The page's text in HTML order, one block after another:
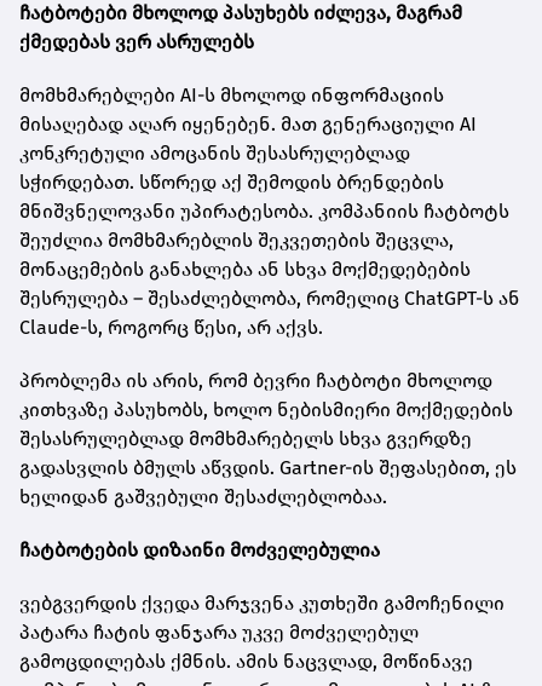
ჩატბოტები მხოლოდ პასუხებს იძლევა, მაგრამ
ქმედებას ვერ ასრულებს
მომხმარებლები AI-ს მხოლოდ ინფორმაციის
მისაღებად აღარ იყენებენ. მათ გენერაციული AI
კონკრეტული ამოცანის შესასრულებლად
სჭირდებათ. სწორედ აქ შემოდის ბრენდების
მნიშვნელოვანი უპირატესობა. კომპანიის ჩატბოტს
შეუძლია მომხმარებლის შეკვეთების შეცვლა,
მონაცემების განახლება ან სხვა მოქმედებების
შესრულება – შესაძლებლობა, რომელიც ChatGPT-ს ან
Claude-ს, როგორც წესი, არ აქვს.
პრობლემა ის არის, რომ ბევრი ჩატბოტი მხოლოდ
კითხვაზე პასუხობს, ხოლო ნებისმიერი მოქმედების
შესასრულებლად მომხმარებელს სხვა გვერდზე
გადასვლის ბმულს აწვდის. Gartner-ის შეფასებით, ეს
ხელიდან გაშვებული შესაძლებლობაა.
ჩატბოტების დიზაინი მოძველებულია
ვებგვერდის ქვედა მარჯვენა კუთხეში გამოჩენილი
პატარა ჩატის ფანჯარა უკვე მოძველებულ
გამოცდილებას ქმნის. ამის ნაცვლად, მოწინავე